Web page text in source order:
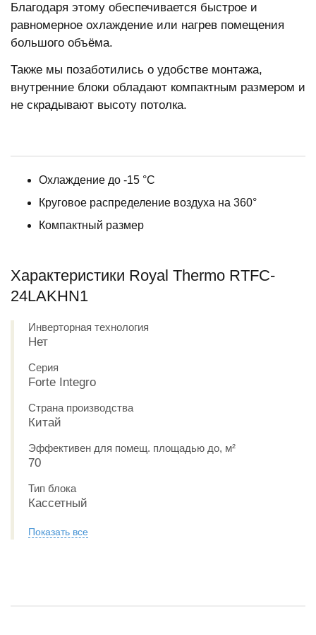
Благодаря этому обеспечивается быстрое и
равномерное охлаждение или нагрев помещения
большого объёма.
Также мы позаботились о удобстве монтажа,
внутренние блоки обладают компактным размером и
не скрадывают высоту потолка.
Охлаждение до -15 °C
Круговое распределение воздуха на 360°
Компактный размер
Характеристики Royal Thermo RTFC-
24LAKHN1
Инверторная технология
Нет
Серия
Forte Integro
Страна производства
Китай
Эффективен для помещ. площадью до, м²
70
Тип блока
Кассетный
Показать все